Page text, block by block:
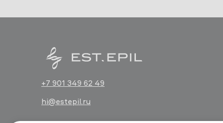
+7 901 349 62 49
hi@estepil.ru